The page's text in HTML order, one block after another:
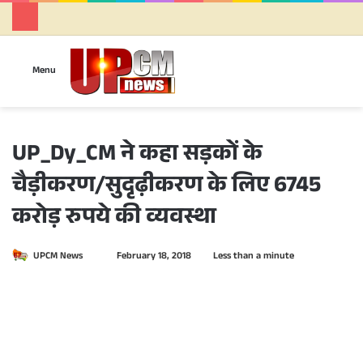
Menu
UP_Dy_CM ने कहा सड़कों के
चैड़ीकरण/सुदृढ़ीकरण के लिए 6745
करोड़ रुपये की व्यवस्था
UPCM News February 18, 2018 Less than a minute